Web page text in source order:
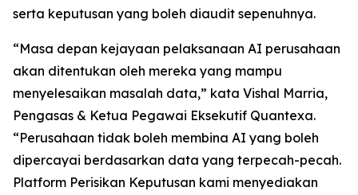
serta keputusan yang boleh diaudit sepenuhnya.
“Masa depan kejayaan pelaksanaan AI perusahaan
akan ditentukan oleh mereka yang mampu
menyelesaikan masalah data,” kata Vishal Marria,
Pengasas & Ketua Pegawai Eksekutif Quantexa.
“Perusahaan tidak boleh membina AI yang boleh
dipercayai berdasarkan data yang terpecah-pecah.
Platform Perisikan Keputusan kami menyediakan